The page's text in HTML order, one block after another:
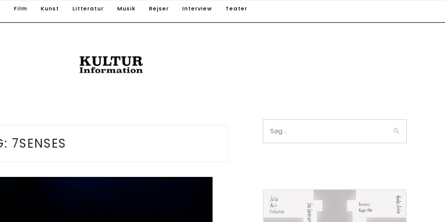
Film Kunst Litteratur Musik Rejser Interview Teater
7SENSES